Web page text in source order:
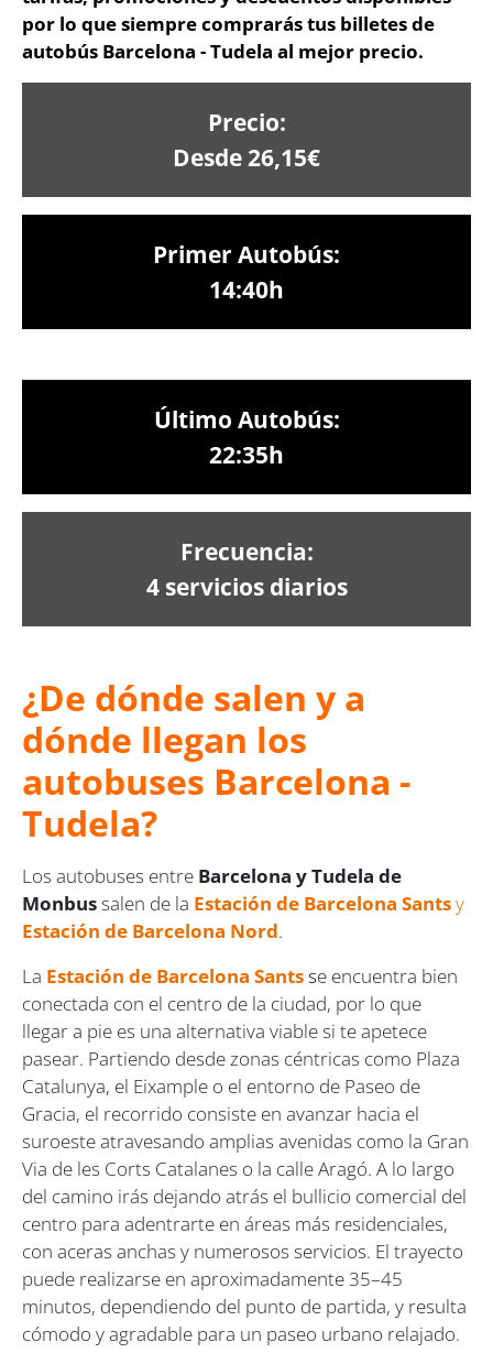
por lo que siempre comprarás tus billetes de
autobús Barcelona - Tudela al mejor precio.
Precio:
Desde 26,15€
Primer Autobús:
14:40h
Último Autobús:
22:35h
Frecuencia:
4 servicios diarios
¿De dónde salen y a
dónde llegan los
autobuses Barcelona -
Tudela?
Los autobuses entre Barcelona y Tudela de
Monbussalen de la Estación de Barcelona Santsy
Estación de Barcelona Nord.
La Estación de Barcelona Santsse encuentra bien
conectada con el centro de la ciudad, por lo que
llegar a pie es una alternativa viable si te apetece
pasear. Partiendo desde zonas céntricas como Plaza
Catalunya, el Eixample o el entorno de Paseo de
Gracia, el recorrido consiste en avanzar hacia el
suroeste atravesando amplias avenidas como la Gran
Via de les Corts Catalanes o la calle Aragó. A lo largo
del camino irás dejando atrás el bullicio comercial del
centro para adentrarte en áreas más residenciales,
con aceras anchas y numerosos servicios. El trayecto
puede realizarse en aproximadamente 35–45
minutos, dependiendo del punto de partida, y resulta
cómodo y agradable para un paseo urbano relajado.